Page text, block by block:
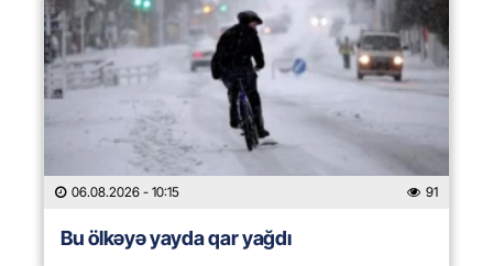
06.08.2026 - 10:15 91
Bu ölkəyə yayda qar yağdı